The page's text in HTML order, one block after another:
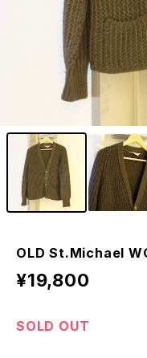
OLD St.Michael
¥19,800
SOLD OUT